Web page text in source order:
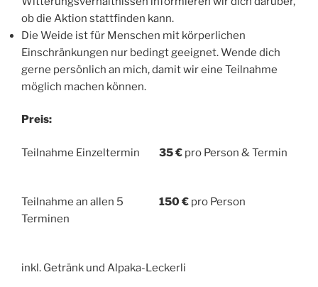
ob die Aktion stattfinden kann.
Die Weide ist für Menschen mit körperlichen
Einschränkungen nur bedingt geeignet. Wende dich
gerne persönlich an mich, damit wir eine Teilnahme
möglich machen können.
Preis:
Teilnahme Einzeltermin 35 € pro Person & Termin
Teilnahme an allen 5
Terminen
150 € pro Person
inkl. Getränk und Alpaka-Leckerli